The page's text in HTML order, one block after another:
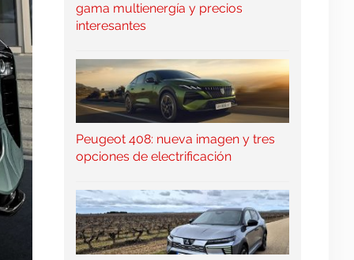
gama multienergía y precios
interesantes
Peugeot 408: nueva imagen y tres
opciones de electrificación